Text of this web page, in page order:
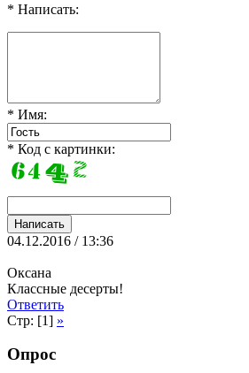
* Написать:
* Имя:
* Код с картинки:
04.12.2016 / 13:36
Оксана
Классные десерты!
Ответить
Стр: [1] »
Опрос